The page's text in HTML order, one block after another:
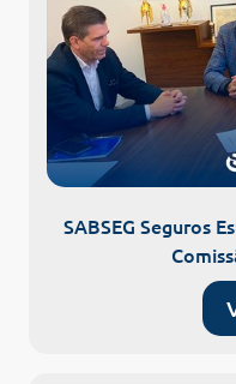
SABSEG Seguros